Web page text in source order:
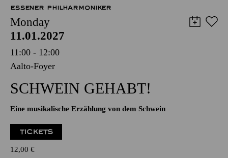
ESSENER PHILHARMONIKER
Monday
11.01.2027
11:00 - 12:00
Aalto-Foyer
SCHWEIN GEHABT!
Eine musikalische Erzählung von dem Schwein
TICKETS
12,00 €